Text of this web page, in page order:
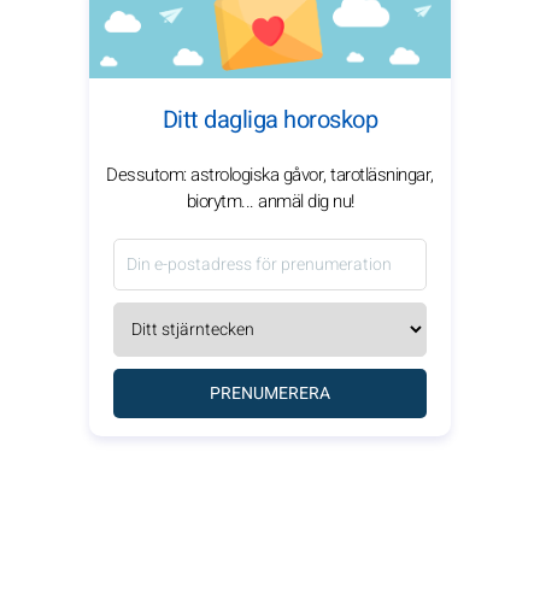
Ditt dagliga horoskop
Dessutom: astrologiska gåvor, tarotläsningar,
biorytm... anmäl dig nu!
PRENUMERERA